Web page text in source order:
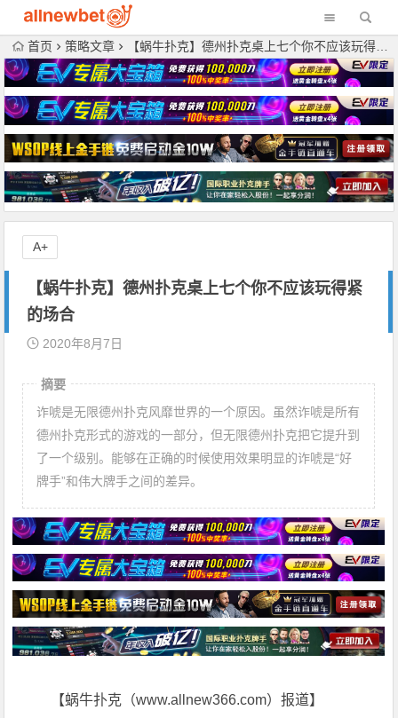
首页 策略文章 【蜗牛扑克】德州扑克桌上七个你不应该玩得紧的场合
【蜗牛扑克】德州扑克桌上七个你不应该玩得紧
的场合
2020年8月7日
摘要
诈唬是无限德州扑克风靡世界的一个原因。虽然诈唬是所有
德州扑克形式的游戏的一部分，但无限德州扑克把它提升到
了一个级别。能够在正确的时候使用效果明显的诈唬是“好
牌手”和伟大牌手之间的差异。
【蜗牛扑克（www.allnew366.com）报道】
A+